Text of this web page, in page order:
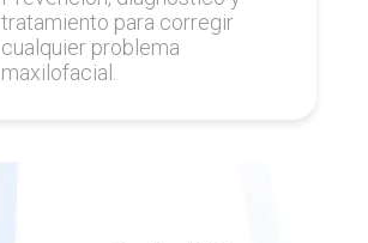
tratamiento para corregir
cualquier problema
maxilofacial.